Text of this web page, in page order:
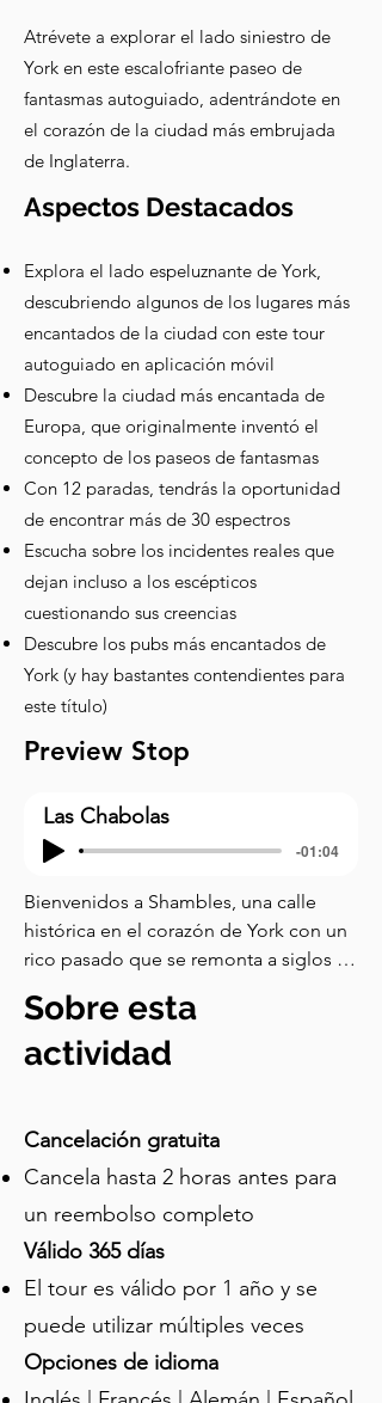
Atrévete a explorar el lado siniestro de
York en este escalofriante paseo de
fantasmas autoguiado, adentrándote en
el corazón de la ciudad más embrujada
de Inglaterra.
Aspectos Destacados
Explora el lado espeluznante de York,
descubriendo algunos de los lugares más
encantados de la ciudad con este tour
autoguiado en aplicación móvil
Descubre la ciudad más encantada de
Europa, que originalmente inventó el
concepto de los paseos de fantasmas
Con 12 paradas, tendrás la oportunidad
de encontrar más de 30 espectros
Escucha sobre los incidentes reales que
dejan incluso a los escépticos
cuestionando sus creencias
Descubre los pubs más encantados de
York (y hay bastantes contendientes para
este título)
Preview Stop
Las Chabolas
-01:04
Bienvenidos a Shambles, una calle
histórica en el corazón de York con un
rico pasado que se remonta a siglos
callejuelas y edificios con entramado
de madera, es una de las calles
medievales mejor conservadas del
principal lugar de ubicación para los
carniceros en York. Esto es evidente
por los ganchos aún visibles en las
fachadas de las tiendas, donde se
colgaba la carne, y las estanterías de
madera que mostraban los productos.
Algunos dicen que el nombre
"shambles" se origina de su atmósfera
desordenada y caótica, reflejando el
bullicioso mercado donde operaban
Sobre esta
actividad
Cancelación gratuita
Cancela hasta 2 horas antes para
un reembolso completo
Válido 365 días
El tour es válido por 1 año y se
puede utilizar múltiples veces
Opciones de idioma